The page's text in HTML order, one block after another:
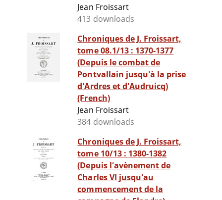
Jean Froissart
413 downloads
Chroniques de J. Froissart,
tome 08.1/13 : 1370-1377
(Depuis le combat de
Pontvallain jusqu'à la prise
d'Ardres et d'Audruicq)
(French)
Jean Froissart
384 downloads
Chroniques de J. Froissart,
tome 10/13 : 1380-1382
(Depuis l'avènement de
Charles VI jusqu'au
commencement de la